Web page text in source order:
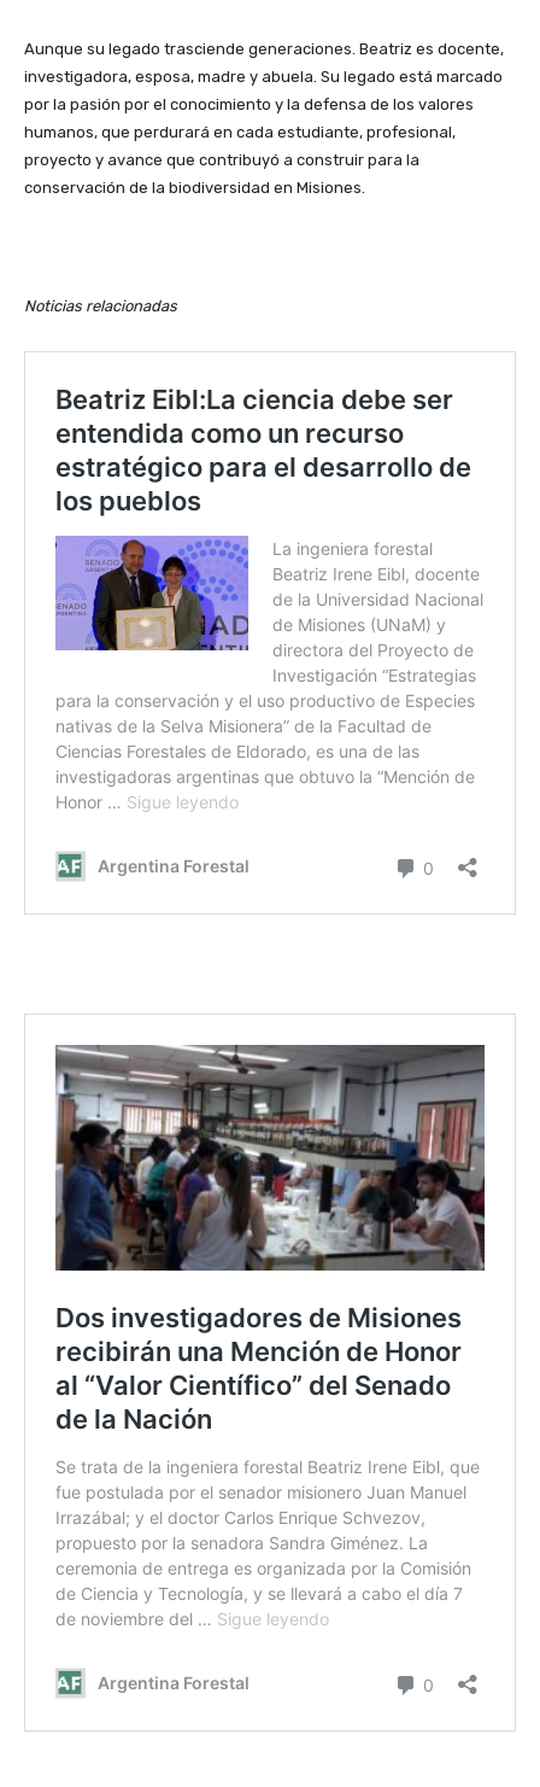
Aunque su legado trasciende generaciones. Beatriz es docente,
investigadora, esposa, madre y abuela. Su legado está marcado
por la pasión por el conocimiento y la defensa de los valores
humanos, que perdurará en cada estudiante, profesional,
proyecto y avance que contribuyó a construir para la
conservación de la biodiversidad en Misiones.
Noticias relacionadas